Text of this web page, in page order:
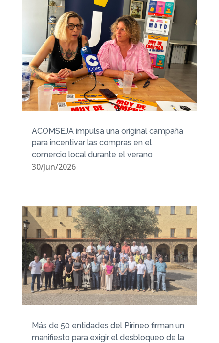
ACOMSEJA impulsa una original campaña
para incentivar las compras en el
comercio local durante el verano
30/Jun/2026
Más de 50 entidades del Pirineo firman un
manifiesto para exigir el desbloqueo de la